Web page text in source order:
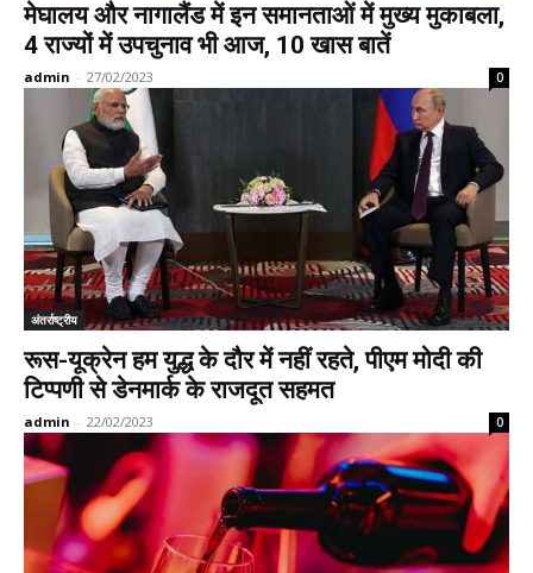
मेघालय और नागालैंड में इन समानताओं में मुख्य मुकाबला,
4 राज्यों में उपचुनाव भी आज, 10 खास बातें
admin - 27/02/2023 0
अंतर्राष्ट्रीय
रूस-यूक्रेन हम युद्ध के दौर में नहीं रहते, पीएम मोदी की
टिप्पणी से डेनमार्क के राजदूत सहमत
admin - 22/02/2023 0